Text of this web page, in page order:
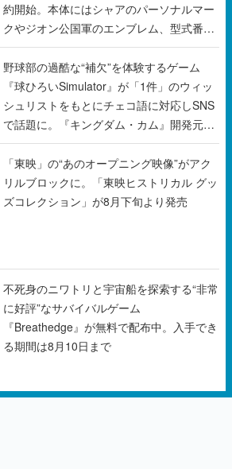
約開始。本体にはシャアのパーソナルマー
クやジオン公国軍のエンブレム、型式番号
などを配置
野球部の過酷な“補欠”を体験するゲーム
『球ひろいSimulator』が「1件」のウィッ
シュリストをもとにチェコ語に対応しSNS
で話題に。『キングダム・カム』開発元や
チェコのプロ野球選手から称賛の声
「東映」の“あのオープニング映像”がアク
リルブロックに。「東映ヒストリカル グッ
ズコレクション」が8月下旬より発売
不死身のニワトリと宇宙船を探索する“非常
に好評”なサバイバルゲーム
『Breathedge』が無料で配布中。入手でき
る期間は8月10日まで